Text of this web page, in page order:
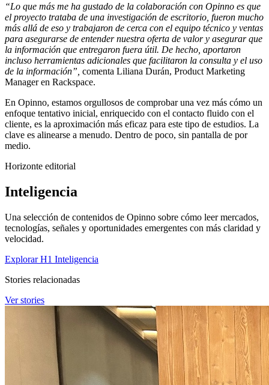
“Lo que más me ha gustado de la colaboración con Opinno es que
el proyecto trataba de una investigación de escritorio, fueron mucho
más allá de eso y trabajaron de cerca con el equipo técnico y ventas
para asegurarse de entender nuestra oferta de valor y asegurar que
la información que entregaron fuera útil. De hecho, aportaron
incluso herramientas adicionales que facilitaron la consulta y el uso
de la información”, comenta Liliana Durán, Product Marketing
Manager en Rackspace.
En Opinno, estamos orgullosos de comprobar una vez más cómo un
enfoque tentativo inicial, enriquecido con el contacto fluido con el
cliente, es la aproximación más eficaz para este tipo de estudios. La
clave es alinearse a menudo. Dentro de poco, sin pantalla de por
medio.
Horizonte editorial
Inteligencia
Una selección de contenidos de Opinno sobre cómo leer mercados,
tecnologías, señales y oportunidades emergentes con más claridad y
velocidad.
Explorar H1 Inteligencia
Stories relacionadas
Ver stories